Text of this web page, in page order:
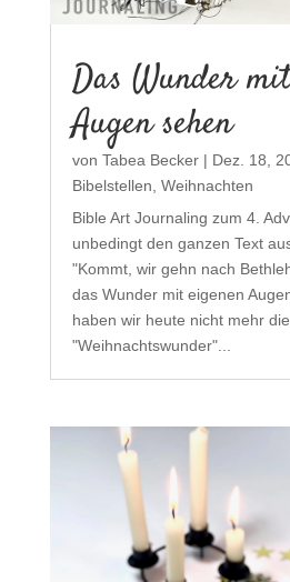
Das Wunder
Augen sehen
von Tabea Becker| Dez. 18,
Bibelstellen, Weihnachten
Bible Art Journaling zum 4.
unbedingt den ganzen Text
"Kommt, wir gehn nach
das Wunder mit eigenen
haben wir heute nicht mehr
"Weihnachtswunder"...